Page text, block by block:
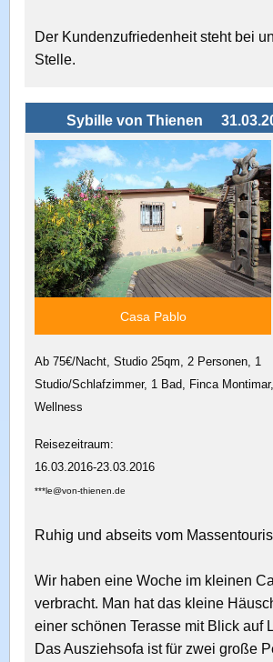
Der Kundenzufriedenheit steht bei
Stelle.
Sybille von Thienen
Casa Pablo
Ab 75€/Nacht, Studio 25qm, 2 Personen, 1
Studio/Schlafzimmer, 1 Bad, Finca
Wellness
Reisezeitraum:
16.03.2016-23.03.2016
***le@von-thienen.de
Ruhig und abseits vom
Wir haben eine Woche im kleinen
verbracht. Man hat das kleine
einer schönen Terasse mit Blick auf
Das Ausziehsofa ist für zwei große